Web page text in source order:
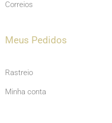
Correios
Meus Pedidos
Rastreio
Minha conta